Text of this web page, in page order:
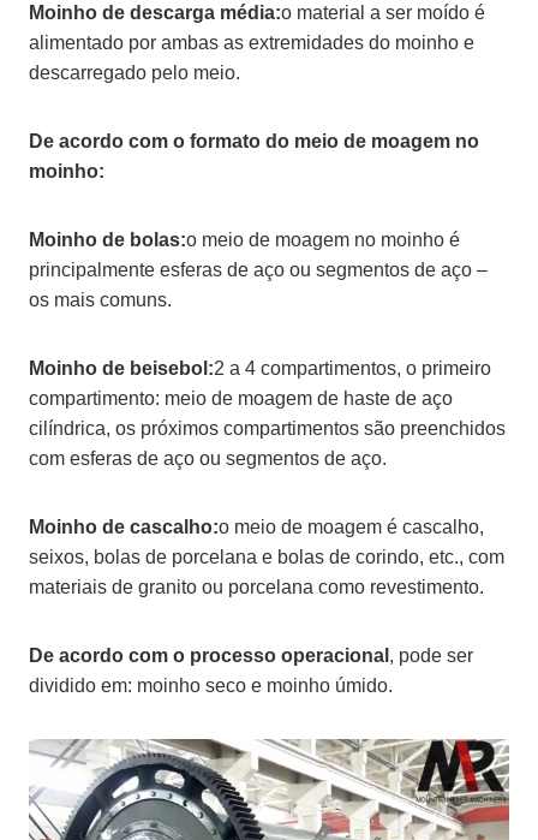
Moinho de descarga média:o material a ser moído é
alimentado por ambas as extremidades do moinho e
descarregado pelo meio.
De acordo com o formato do meio de moagem no
moinho:
Moinho de bolas:o meio de moagem no moinho é
principalmente esferas de aço ou segmentos de aço –
os mais comuns.
Moinho de beisebol:2 a 4 compartimentos, o primeiro
compartimento: meio de moagem de haste de aço
cilíndrica, os próximos compartimentos são preenchidos
com esferas de aço ou segmentos de aço.
Moinho de cascalho:o meio de moagem é cascalho,
seixos, bolas de porcelana e bolas de corindo, etc., com
materiais de granito ou porcelana como revestimento.
De acordo com o processo operacional , pode ser
dividido em: moinho seco e moinho úmido.